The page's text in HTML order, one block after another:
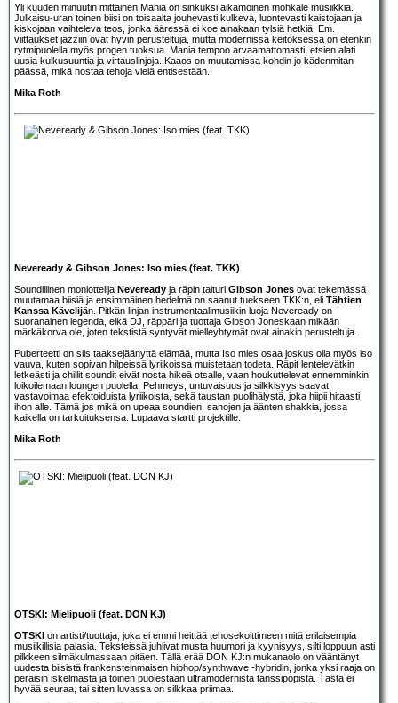
Yli kuuden minuutin mittainen Mania on sinkuksi aikamoinen möhkäle musiikkia.
Julkaisu-uran toinen biisi on toisaalta jouhevasti kulkeva, luontevasti kaistojaan ja
kiskojaan vaihteleva teos, jonka ääressä ei koe ainakaan tylsiä hetkiä. Em.
viittaukset jazziin ovat hyvin perusteltuja, mutta modernissa keitoksessa on etenkin
rytmipuolella myös progen tuoksua. Mania tempoo arvaamattomasti, etsien alati
uusia kulkusuuntia ja virtauslinjoja. Kaaos on muutamissa kohdin jo kädenmitan
päässä, mikä nostaa tehoja vielä entisestään.
Mika Roth
Neveready & Gibson Jones: Iso mies (feat. TKK)
Soundillinen moniottelija Neveready ja räpin taituri Gibson Jones ovat tekemässä
muutamaa biisiä ja ensimmäinen hedelmä on saanut tuekseen TKK:n, eli Tähtien
Kanssa Kävelijän. Pitkän linjan instrumentaalimusiikin luoja Neveready on
suoranainen legenda, eikä DJ, räppäri ja tuottaja Gibson Joneskaan mikään
märkäkorva ole, joten tekstistä syntyvät mielleyhtymät ovat ainakin perusteltuja.
Puberteetti on siis taaksejäänyttä elämää, mutta Iso mies osaa joskus olla myös iso
vauva, kuten sopivan hilpeissä lyriikoissa muistetaan todeta. Räpit lentelevätkin
letkeästi ja chillit soundit eivät nosta hikeä otsalle, vaan houkuttelevat ennemminkin
loikoilemaan loungen puolella. Pehmeys, untuvaisuus ja silkkisyys saavat
vastavoimaa efektoiduista lyriikoista, sekä taustan puolihälystä, joka hiipii hitaasti
ihon alle. Tämä jos mikä on upeaa soundien, sanojen ja äänten shakkia, jossa
kaikella on tarkoituksensa. Lupaava startti projektille.
Mika Roth
OTSKI: Mielipuoli (feat. DON KJ)
OTSKI on artisti/tuottaja, joka ei emmi heittää tehosekoittimeen mitä erilaisempia
musiikillisia palasia. Teksteissä juhlivat musta huumori ja kyynisyys, silti loppuun asti
pilkkeen silmäkulmassaan pitäen. Tällä erää DON KJ:n mukanaolo on vääntänyt
uudesta biisistä frankensteinmaisen hiphop/synthwave -hybridin, jonka yksi raaja on
peräisin iskelmästä ja toinen puolestaan ultramodernista tanssipopista. Tästä ei
hyvää seuraa, tai sitten luvassa on silkkaa priimaa.